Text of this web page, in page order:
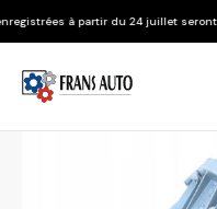
24 juillet seront livrées à partir